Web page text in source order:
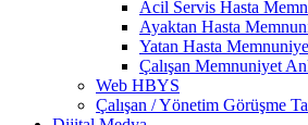
Acil Servis Hasta
Ayaktan Hasta
Yatan Hasta
Çalışan Memnuniyet
Web HBYS
Çalışan / Yönetim Görüşme